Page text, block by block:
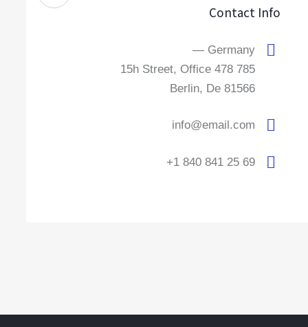
Contact Info
Germany —
785 15h Street, Office 478
Berlin, De 81566
info@email.com
+1 840 841 25 69